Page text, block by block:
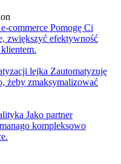
commerce Pomogę Ci
zwiększyć efektywność
lejka Zautomatyzuję
żeby zmaksymalizować
Jako partner
kompleksowo